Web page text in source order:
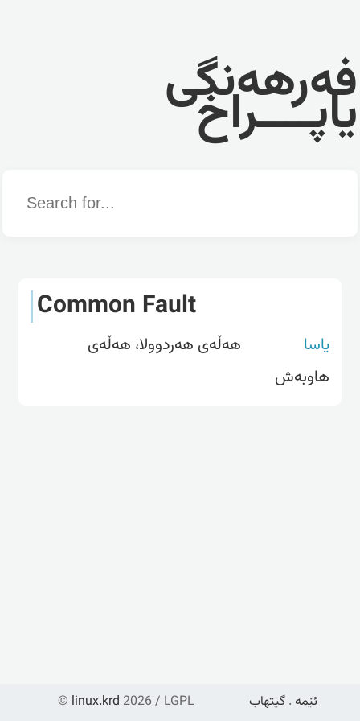
فەرهەنگی
یاپــــراخ
Word
Common Fault
یاسا
هەڵەی هەردوولا، هەڵەی
هاوبەش
© linux.krd 2026 / LGPL ئێمە . گیتهاب